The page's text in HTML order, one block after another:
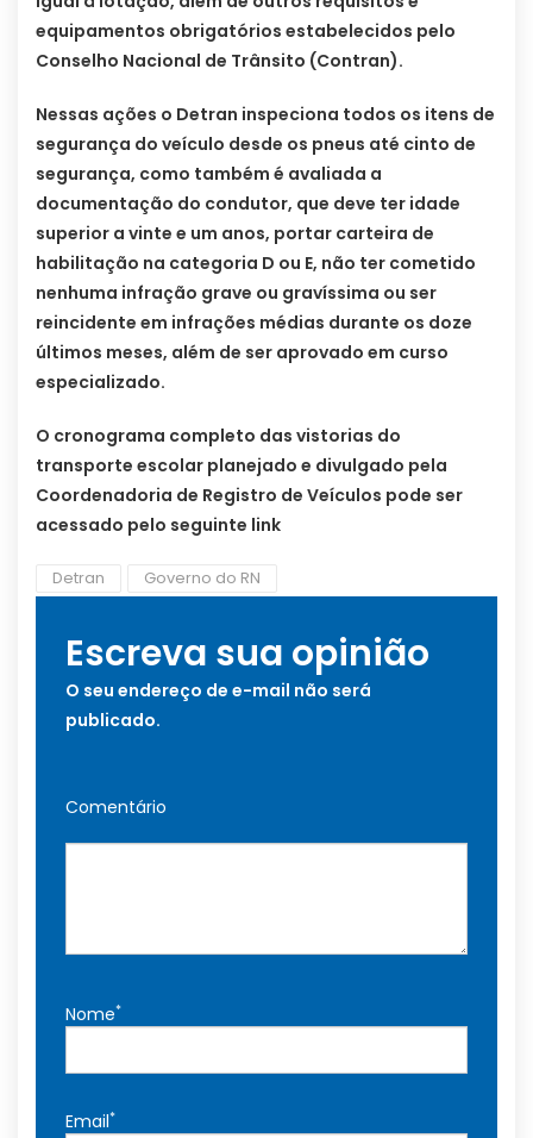
equipamentos obrigatórios estabelecidos pelo
Conselho Nacional de Trânsito (Contran).
Nessas ações o Detran inspeciona todos os itens de
segurança do veículo desde os pneus até cinto de
segurança, como também é avaliada a
documentação do condutor, que deve ter idade
superior a vinte e um anos, portar carteira de
habilitação na categoria D ou E, não ter cometido
nenhuma infração grave ou gravíssima ou ser
reincidente em infrações médias durante os doze
últimos meses, além de ser aprovado em curso
especializado.
O cronograma completo das vistorias do
transporte escolar planejado e divulgado pela
Coordenadoria de Registro de Veículos pode ser
acessado pelo seguinte link
Detran Governo do RN
Escreva sua opinião
O seu endereço de e-mail não será
publicado.
Comentário
Nome*
Email*